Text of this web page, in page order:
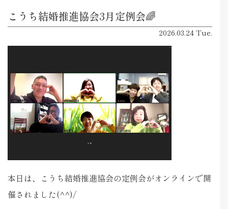
こうち結婚推進協会3月定例会🌈
2026.03.24 Tue.
本日は、こうち結婚推進協会の定例会がオンラインで開
催されました(^^)/